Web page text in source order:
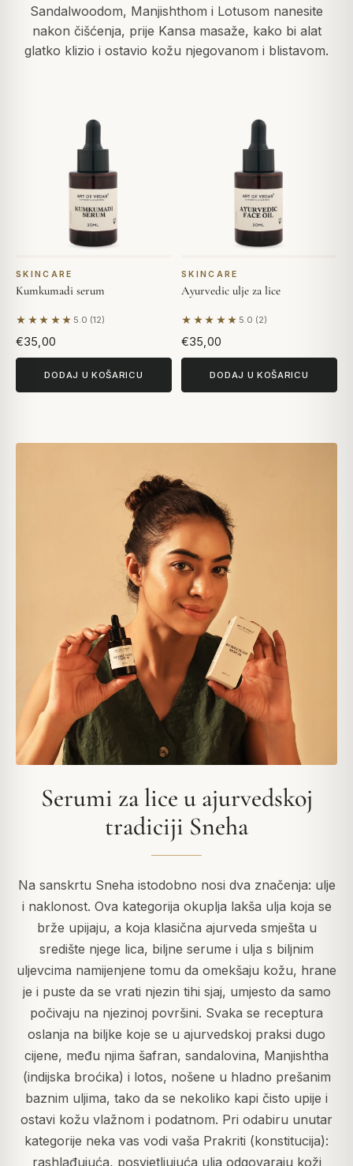
Sandalwoodom, Manjishthom i Lotusom nanesite
nakon čišćenja, prije Kansa masaže, kako bi alat
glatko klizio i ostavio kožu njegovanom i blistavom.
SKINCARE
Kumkumadi serum
★★★★★ 5.0 (12)
Na temelju 12 recenzija
€35,00
DODAJ U KOŠARICU
SKINCARE
Ayurvedic ulje za lice
★★★★★ 5.0 (2)
Na temelju 2 recenzija
€35,00
DODAJ U KOŠARICU
Serumi za lice u ajurvedskoj
tradiciji Sneha
Na sanskrtu Sneha istodobno nosi dva značenja: ulje
i naklonost. Ova kategorija okuplja lakša ulja koja se
brže upijaju, a koja klasična ajurveda smješta u
središte njege lica, biljne serume i ulja s biljnim
uljevcima namijenjene tomu da omekšaju kožu, hrane
je i puste da se vrati njezin tihi sjaj, umjesto da samo
počivaju na njezinoj površini. Svaka se receptura
oslanja na biljke koje se u ajurvedskoj praksi dugo
cijene, među njima šafran, sandalovina, Manjishtha
(indijska broćika) i lotos, nošene u hladno prešanim
baznim uljima, tako da se nekoliko kapi čisto upije i
ostavi kožu vlažnom i podatnom. Pri odabiru unutar
kategorije neka vas vodi vaša Prakriti (konstitucija):
rashlađujuća, posvjetljujuća ulja odgovaraju koži